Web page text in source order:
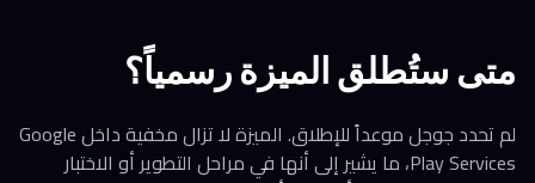
متى ستُطلق الميزة رسمياً؟
لم تحدد جوجل موعداً للإطلاق. الميزة لا تزال مخفية داخل Google
Play Services، ما يشير إلى أنها في مراحل التطوير أو الاختبار